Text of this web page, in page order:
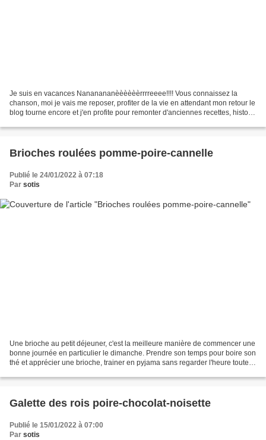
Je suis en vacances Nananananèèèèèèrrrreeee!!!! Vous connaissez la
chanson, moi je vais me reposer, profiter de la vie en attendant mon retour le
blog tourne encore et j'en profite pour remonter d'anciennes recettes, histoire
Brioches roulées pomme-poire-cannelle
Publié le 24/01/2022 à 07:18
Par sotis
Une brioche au petit déjeuner, c'est la meilleure manière de commencer une
bonne journée en particulier le dimanche. Prendre son temps pour boire son
thé et apprécier une brioche, trainer en pyjama sans regarder l'heure toutes
Galette des rois poire-chocolat-noisette
Publié le 15/01/2022 à 07:00
Par sotis